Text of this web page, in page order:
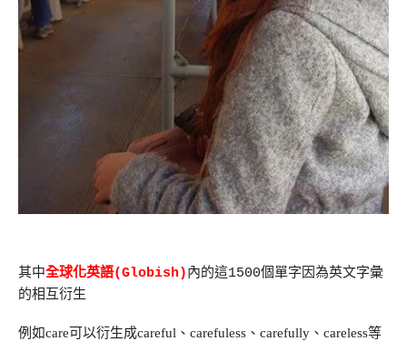
其中全球化英語(Globish)內的這1500個單字因為英文字彙
的相互衍生
例如care可以衍生成careful、carefuless、carefully、careless等